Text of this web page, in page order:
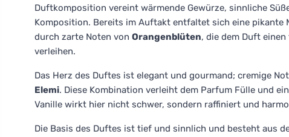
Duftkomposition vereint wärmende Gewürze, sinnliche
Komposition. Bereits im Auftakt entfaltet sich eine pikante
durch zarte Noten von Orangenblüten, die dem Duft
verleihen.
Das Herz des Duftes ist elegant und gourmand; cremige
Elemi. Diese Kombination verleiht dem Parfum Fülle und
Vanille wirkt hier nicht schwer, sondern raffiniert und
Die Basis des Duftes ist tief und sinnlich und besteht aus